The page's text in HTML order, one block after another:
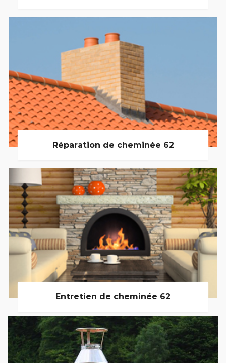
Réparation de cheminée 62
Entretien de cheminée 62